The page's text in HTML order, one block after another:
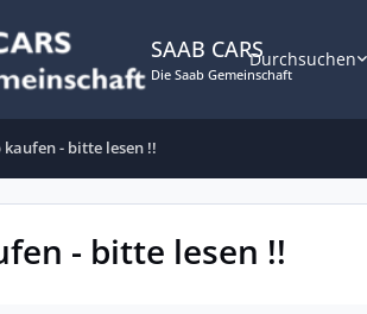
SAAB CARS
Die Saab Gemeinschaft
Durchsuchen
- bitte lesen !!
- bitte lesen !!